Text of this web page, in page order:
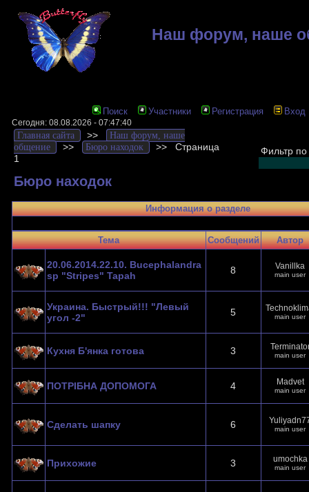
Наш форум, наше
Поиск Участники Регистрация Вход
Сегодня: 08.08.2026 - 07:47:40
Главная сайта >>
Наш форум, наше
общение
>> Бюро находок >> Страница
1
Бюро находок
Фильтр
Информация о разделе
Тема Cообщений Автор
20.06.2014.22.10. Bucephalandra
sp "Stripes" Tapah
8 Vanillka
main user
Украина. Быстрый!!! "Левый
угол -2"
5 main user
Кухня Б'янка готова 3 main user
ПОТРІБНА ДОПОМОГА 4 Madvet
main user
Сделать шапку 6 main user
Прихожие 3 umochka
main user